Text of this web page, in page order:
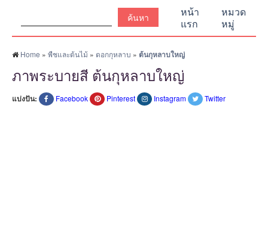
หน้า
แรก
หมวด
หมู่
Home » พืชและต้นไม้ » ดอกกุหลาบ » ต้นกุหลาบใหญ่
ภาพระบายสี ต้นกุหลาบใหญ่
แบ่งปัน: Facebook Pinterest Instagram Twitter